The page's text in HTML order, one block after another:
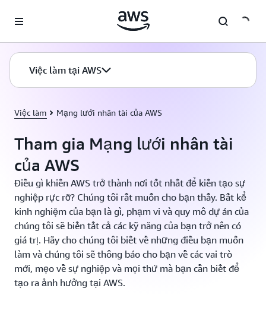
Việc làm Mạng lưới nhân tài của AWS
Tham gia Mạng lưới nhân tài
của AWS
Điều gì khiến AWS trở thành nơi tốt nhất để kiến tạo sự
nghiệp rực rỡ? Chúng tôi rất muốn cho bạn thấy. Bất kể
kinh nghiệm của bạn là gì, phạm vi và quy mô dự án của
chúng tôi sẽ biến tất cả các kỹ năng của bạn trở nên có
giá trị. Hãy cho chúng tôi biết về những điều bạn muốn
làm và chúng tôi sẽ thông báo cho bạn về các vai trò
mới, mẹo về sự nghiệp và mọi thứ mà bạn cần biết để
tạo ra ảnh hưởng tại AWS.
Việc làm tại AWS